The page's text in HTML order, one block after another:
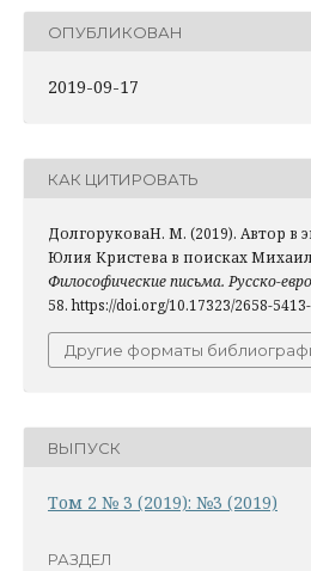
ОПУБЛИКОВАН
2019-09-17
КАК ЦИТИРОВАТЬ
ДолгоруковаН. М. (2019). Автор в
Юлия Кристева в поисках
Философические письма. Русско-
58. https://doi.org/10.17323/2658-
Другие форматы
ВЫПУСК
Том 2 № 3 (2019): №3 (2019)
РАЗДЕЛ